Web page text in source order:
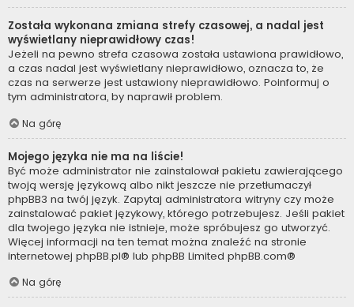
Została wykonana zmiana strefy czasowej, a nadal jest
wyświetlany nieprawidłowy czas!
Jeżeli na pewno strefa czasowa została ustawiona prawidłowo,
a czas nadal jest wyświetlany nieprawidłowo, oznacza to, że
czas na serwerze jest ustawiony nieprawidłowo. Poinformuj o
tym administratora, by naprawił problem.
Na górę
Mojego języka nie ma na liście!
Być może administrator nie zainstalował pakietu zawierającego
twoją wersję językową albo nikt jeszcze nie przetłumaczył
phpBB3 na twój język. Zapytaj administratora witryny czy może
zainstalować pakiet językowy, którego potrzebujesz. Jeśli pakiet
dla twojego języka nie istnieje, może spróbujesz go utworzyć.
Więcej informacji na ten temat można znaleźć na stronie
internetowej phpBB.pl® lub phpBB Limited phpBB.com®
Na górę